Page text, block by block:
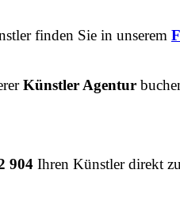
finden Sie in unserem
Künstler Agentur
904 Ihren Künstler direkt